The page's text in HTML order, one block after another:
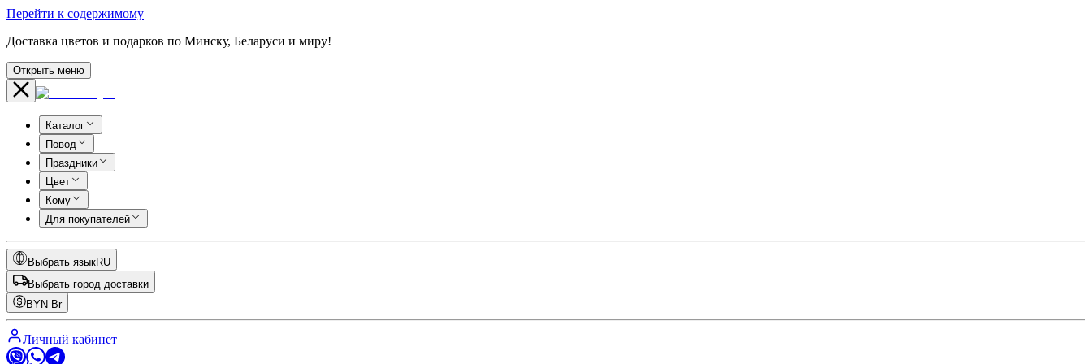
Перейти к содержимому
Доставка цветов и подарков по Минску, Беларуси и миру!
Открыть меню
Каталог
Повод
Праздники
Цвет
Кому
Для покупателей
Выбрать языкRU
Выбрать город доставки
BYN Br
Личный кабинет